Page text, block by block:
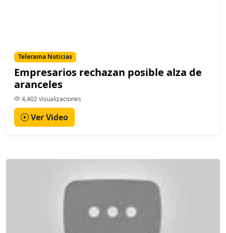
Telerama Noticias
Empresarios rechazan posible alza de
aranceles
4,402 visualizaciones
Ver Video